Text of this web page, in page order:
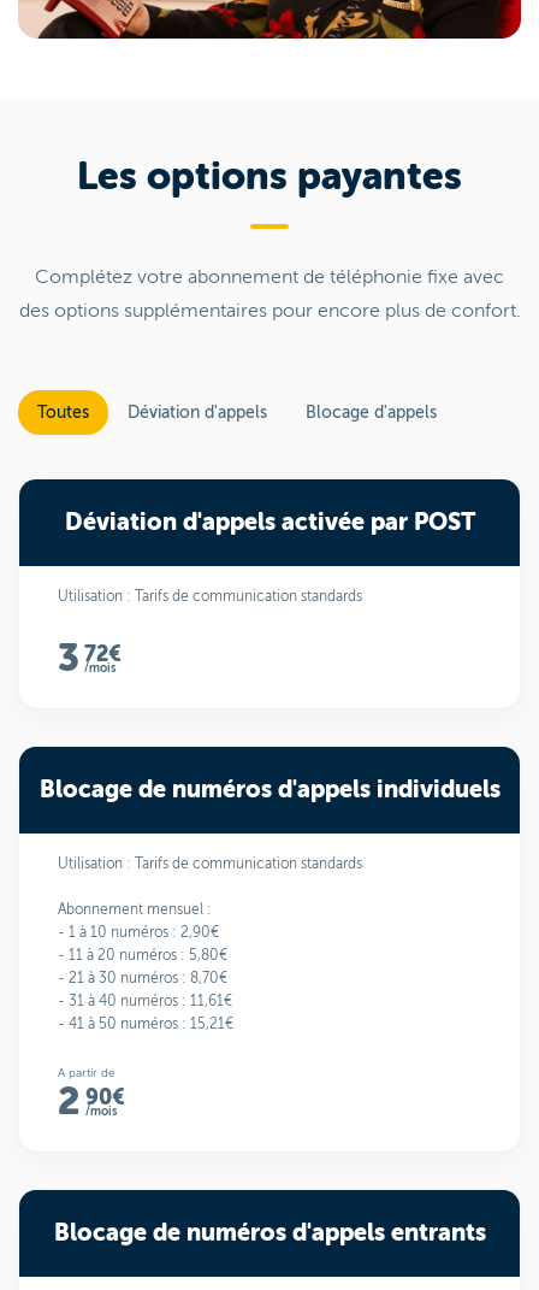
Les options payantes
Complétez votre abonnement de téléphonie fixe avec
des options supplémentaires pour encore plus de confort.
Toutes Déviation d'appels Blocage d'appels
Déviation d'appels activée par POST
Utilisation : Tarifs de communication standards
3 72€
/mois
Blocage de numéros d'appels individuels
Utilisation : Tarifs de communication standards
Abonnement mensuel :
- 1 à 10 numéros : 2,90€
- 11 à 20 numéros : 5,80€
- 21 à 30 numéros : 8,70€
- 31 à 40 numéros : 11,61€
- 41 à 50 numéros : 15,21€
A partir de
2 90€
/mois
Blocage de numéros d'appels entrants